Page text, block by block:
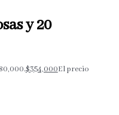
y 20
$354,000El precio